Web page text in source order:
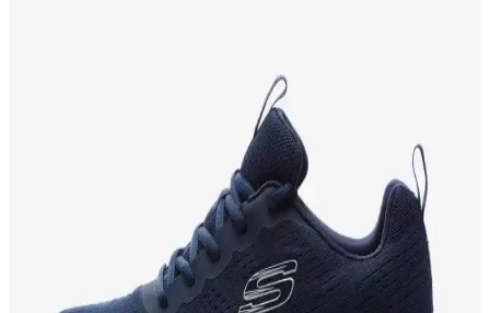
Tonny Black Spor Ayakkabı Karşılaştırması: Kadın
ve Erkek Modellerinin Özellikleri ve Performansı
Tonny Black spor ayakkabıların kadın ve erkek modelleri, konfor,
dayanıklılık ve şıklık açısından detaylı karşılaştırılıyor. Hangi model
sizin için daha uygun, tüm özellikler ve kullanıcı yorumlarıyla
Adidas Runfalcon 5 ve Skechers Burst 2.0 Erkek
Spor Ayakkabısı Karşılaştırması